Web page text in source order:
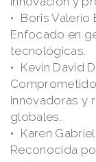
Boris Valerio
Enfocado en
tecnológicas.
Kevin David
innovadoras y
globales.
Karen
Reconocida